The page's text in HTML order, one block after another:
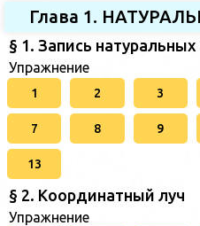
Глава 1.
§ 1. Запись натуральных
Упражнение
1 2 3
7 8 9
13
§ 2. Координатный луч
Упражнение